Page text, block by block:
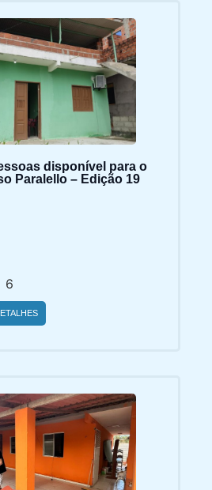
disponível para o
Paralello – Edição 19
6